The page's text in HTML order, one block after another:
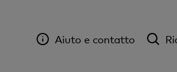
Aiuto e contatto